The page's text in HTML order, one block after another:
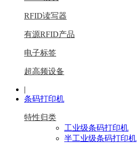
RFID读写器
有源RFID产品
电子标签
超高频设备
|
条码打印机
特性归类
工业级条码打印机
半工业级条码打印机